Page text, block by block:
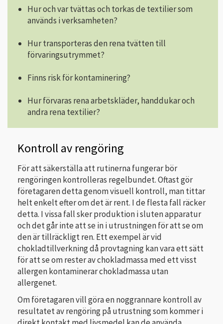
Hur och var tvättas och torkas de textilier som
används i verksamheten?
Hur transporteras den rena tvätten till
förvaringsutrymmet?
Finns risk för kontaminering?
Hur förvaras rena arbetskläder, handdukar och
andra rena textilier?
Kontroll av rengöring
För att säkerställa att rutinerna fungerar bör
rengöringen kontrolleras regelbundet. Oftast gör
företagaren detta genom visuell kontroll, man tittar
helt enkelt efter om det är rent. I de flesta fall räcker
detta. I vissa fall sker produktion i sluten apparatur
och det går inte att se in i utrustningen för att se om
den är tillräckligt ren. Ett exempel är vid
chokladtillverkning då provtagning kan vara ett sätt
för att se om rester av chokladmassa med ett visst
allergen kontaminerar chokladmassa utan
allergenet.
Om företagaren vill göra en noggrannare kontroll av
resultatet av rengöring på utrustning som kommer i